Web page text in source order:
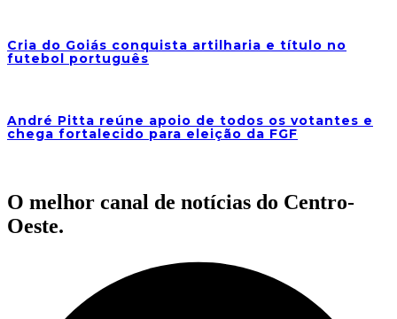
Cria do Goiás conquista artilharia e título no
futebol português
André Pitta reúne apoio de todos os votantes e
chega fortalecido para eleição da FGF
O melhor canal de notícias do Centro-
Oeste.